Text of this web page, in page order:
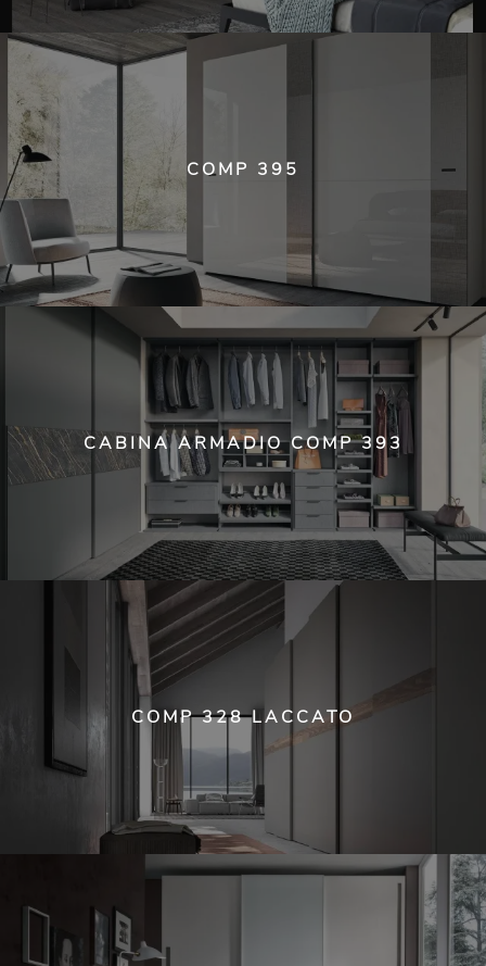
COMP 395
CABINA ARMADIO COMP 393
COMP 328 LACCATO